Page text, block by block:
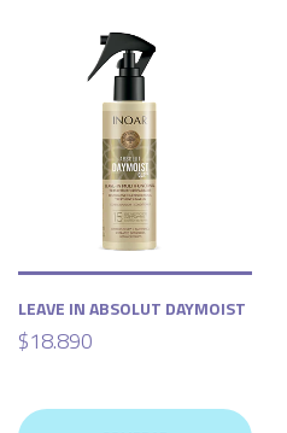
LEAVE IN ABSOLUT DAYMOIST
$18.890